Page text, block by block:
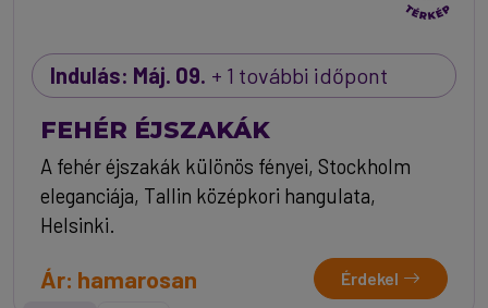
Indulás: Máj. 09. + 1 további időpont
FEHÉR ÉJSZAKÁK
A fehér éjszakák különös fényei, Stockholm
eleganciája, Tallin középkori hangulata,
Helsinki.
Ár: hamarosan Érdekel